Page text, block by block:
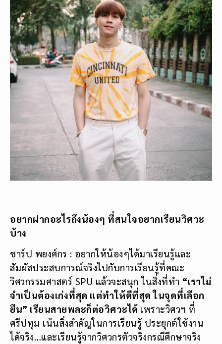
อยากฝากอะไรถึงน้องๆ ที่สนใจอยากเรียนวิศวะ
บ้าง
ชาร์ป พยงศ์กร : อยากให้น้องๆได้มาเรียนรู้และ
สัมผัสประสบการณ์จริงไปกับการเรียนรู้ที่คณะ
วิศวกรรมศาสตร์ SPU แล้วจะสนุก ในสิ่งที่ทำ “เราไม่
จำเป็นต้องเก่งที่สุด แต่ทำให้ดีที่สุด ในจุดที่เลือก
ยืน” เรียนสายพละก็ต่อวิศวะได้ เพราะวิศวฯ ที่
ศรีปทุม เน้นสิ่งสำคัญในการเรียนรู้ ประยุกต์ใช้งาน
ได้จริง…และเรียนรู้จากวิศวกรตัวจริงกรณีศึกษาจริง